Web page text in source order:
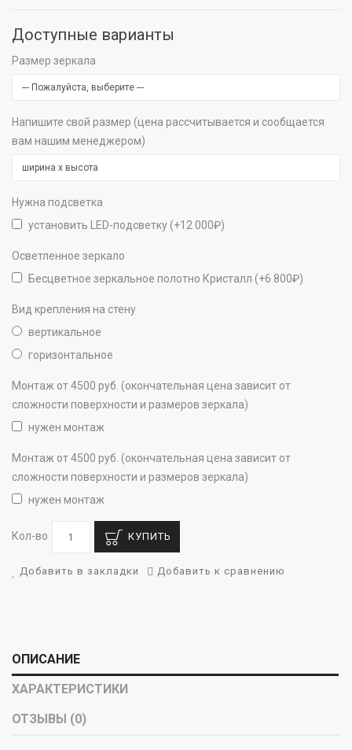
Доступные варианты
Размер зеркала
Напишите свой размер (цена рассчитывается и сообщается
вам нашим менеджером)
Нужна подсветка
установить LED-подсветку (+12 000₽)
Осветленное зеркало
Бесцветное зеркальное полотно Кристалл (+6 800₽)
Вид крепления на стену
вертикальное
горизонтальное
Монтаж от 4500 руб. (окончательная цена зависит от
сложности поверхности и размеров зеркала)
нужен монтаж
Монтаж от 4500 руб. (окончательная цена зависит от
сложности поверхности и размеров зеркала)
нужен монтаж
Кол-во КУПИТЬ
Добавить в закладки Добавить к сравнению
ОПИСАНИЕ
ХАРАКТЕРИСТИКИ
ОТЗЫВЫ (0)